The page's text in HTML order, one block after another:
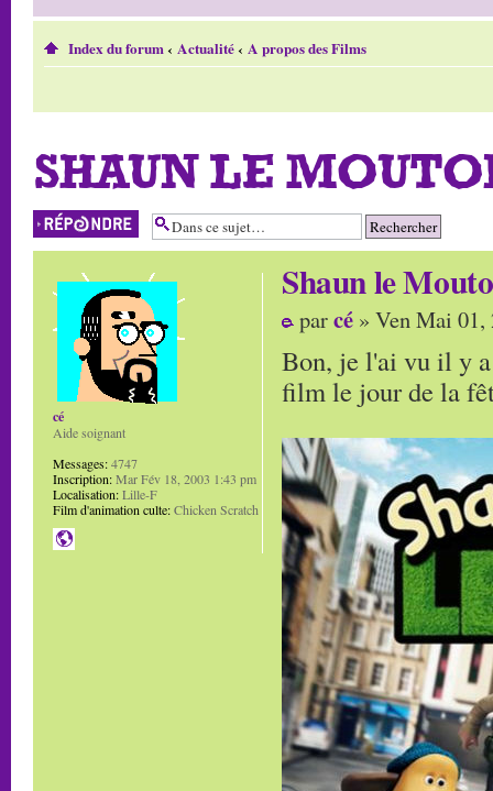
Index du forum‹ Actualité‹ A propos des Films
SHAUN LE
Répondre
Shaun le
parcé » Ven Mai 01,
Bon, je l'ai vu il y
film le jour de la
cé
Aide soignant
Messages:4747
Inscription:Mar Fév 18, 2003 1:43 pm
Localisation:Lille-F
Film d'animation culte:Chicken Scratch